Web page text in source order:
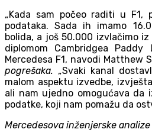
„Kada sam počeo raditi u F1,
podataka. Sada ih imamo
bolida, a još 50.000 izvlačimo
diplomom Cambridgea
Mercedesa F1, navodi Matthew
pogrešaka. „Svaki kanal
malom aspektu izvedbe,
ali nam ujedno omogućava da
podatke, koji nam pomažu da
Mercedesova inženjerske